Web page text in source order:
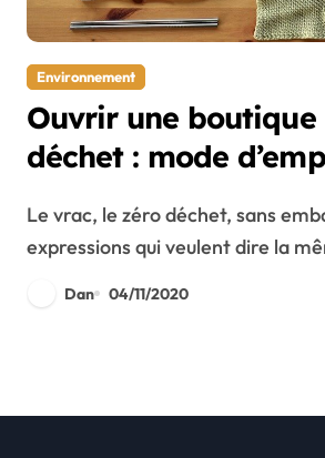
Environnement
Ouvrir une boutique
déchet : mode
Le vrac, le zéro déchet, sans emballage, sont des
expressions qui veulent dire la
Dan 04/11/2020